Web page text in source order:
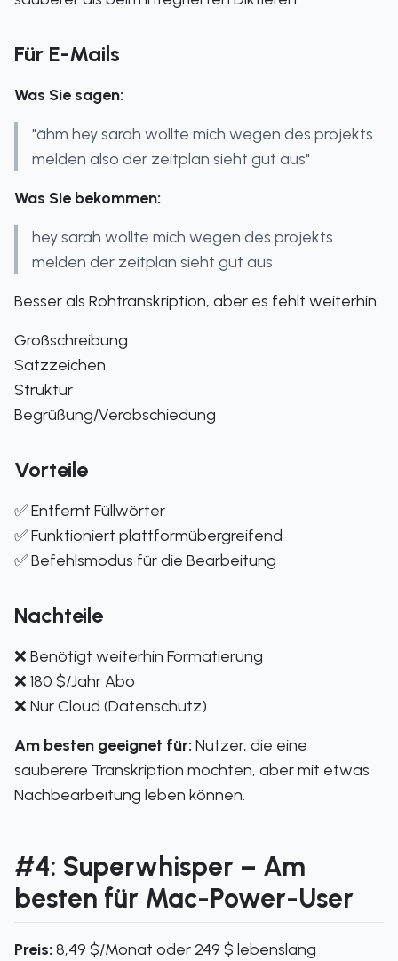
Für E-Mails
Was Sie sagen:
"ähm hey sarah wollte mich wegen des projekts
melden also der zeitplan sieht gut aus"
Was Sie bekommen:
hey sarah wollte mich wegen des projekts
melden der zeitplan sieht gut aus
Besser als Rohtranskription, aber es fehlt weiterhin:
Großschreibung
Satzzeichen
Struktur
Begrüßung/Verabschiedung
Vorteile
✅ Entfernt Füllwörter
✅ Funktioniert plattformübergreifend
✅ Befehlsmodus für die Bearbeitung
Nachteile
❌ Benötigt weiterhin Formatierung
❌ 180 $/Jahr Abo
❌ Nur Cloud (Datenschutz)
Am besten geeignet für: Nutzer, die eine
sauberere Transkription möchten, aber mit etwas
Nachbearbeitung leben können.
#4: Superwhisper – Am
besten für Mac-Power-User
Preis: 8,49 $/Monat oder 249 $ lebenslang